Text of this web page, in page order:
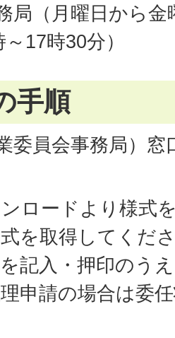
局（月曜日から
17時30分）
手順
委員会事務局）
ロードより様式
を取得してくだ
記入・押印のう
申請の場合は委